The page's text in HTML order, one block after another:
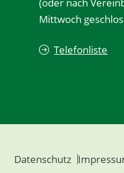
Mittwoch
Telefonliste
Datenschutz